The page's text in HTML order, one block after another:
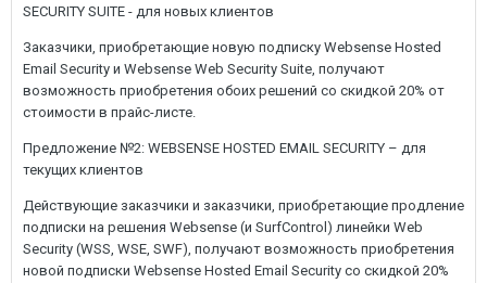
SECURITY SUITE - для новых клиентов
Заказчики, приобретающие новую подписку Websense Hosted
Email Security и Websense Web Security Suite, получают
возможность приобретения обоих решений со скидкой 20% от
стоимости в прайс-листе.
Предложение №2: WEBSENSE HOSTED EMAIL SECURITY – для
текущих клиентов
Действующие заказчики и заказчики, приобретающие продление
подписки на решения Websense (и SurfControl) линейки Web
Security (WSS, WSE, SWF), получают возможность приобретения
новой подписки Websense Hosted Email Security со скидкой 20%